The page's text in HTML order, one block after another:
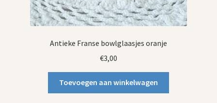
Antieke Franse bowlglaasjes oranje
€3,00
Toevoegen aan winkelwagen